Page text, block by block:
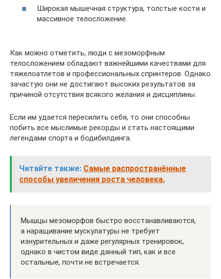
Широкая мышечная структура, толстые кости и
массивное телосложение.
Как можно отметить, люди с мезоморфным
телосложением обладают важнейшими качествами для
тяжелоатлетов и профессиональных спринтеров. Однако
зачастую они не достигают высоких результатов за
причиной отсутствия всякого желания и дисциплины.
Если им удается пересилить себя, то они способны
побить все мыслимые рекорды и стать настоящими
легендами спорта и бодибилдинга.
Читайте также: Самые распространённые
способы увеличения роста человека.
Мышцы мезоморфов быстро восстанавливаются,
а наращивание мускулатуры не требует
изнурительных и даже регулярных тренировок,
однако в чистом виде данный тип, как и все
остальные, почти не встречается.